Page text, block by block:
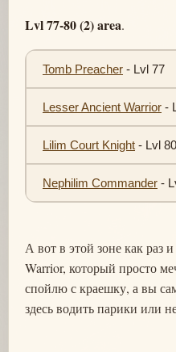
Lvl 77-80 (2) area.
Tomb Preacher - Lvl 77
Lesser Ancient Warrior -
Lilim Court Knight - Lvl 80
Nephilim Commander -
А вот в этой зоне как раз
Warrior, который просто
спойлю с краешку, а вы
здесь водить парики или